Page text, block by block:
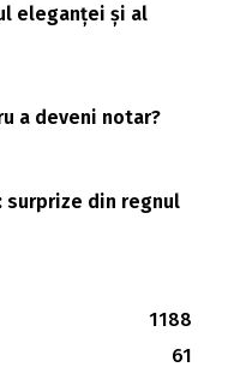
eleganței și al
a deveni notar?
din regnul
1188
61